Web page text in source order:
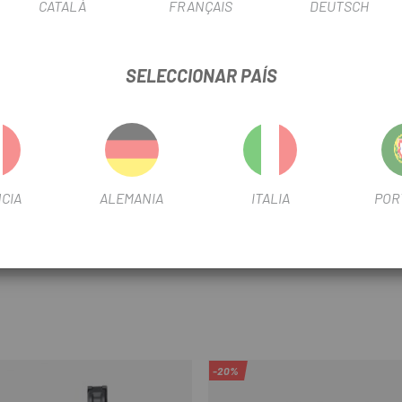
freno más rígida
maneta de cambio I-SPEC EV
-20%
CATALÀ FRANÇAIS DEUTSCH
SELECCIONAR PAÍS
ALEMANIA ITALIA